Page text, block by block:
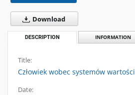
Download
DESCRIPTION INFORMATION
Title:
Człowiek wobec systemów wartości
Date: